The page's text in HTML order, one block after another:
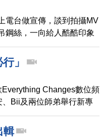
電台做宣傳，談到拍攝MV
鋼絲，一向給人酷酷印象
」
Changes數位頻
Bii及兩位師弟舉行新專
尖叫與猛按快門，有的買
輯